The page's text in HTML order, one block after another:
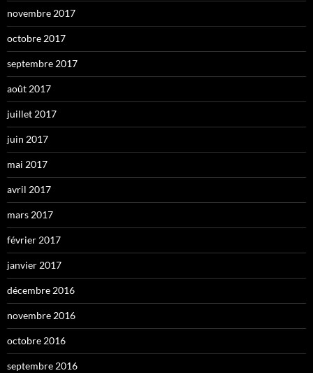
novembre 2017
octobre 2017
septembre 2017
août 2017
juillet 2017
juin 2017
mai 2017
avril 2017
mars 2017
février 2017
janvier 2017
décembre 2016
novembre 2016
octobre 2016
septembre 2016